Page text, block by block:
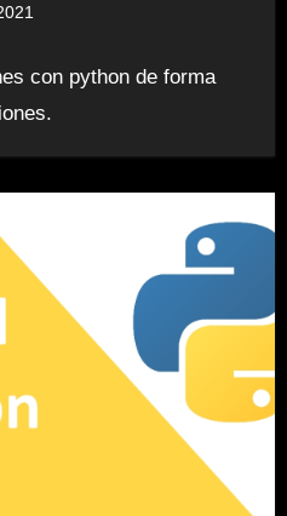
con python de forma